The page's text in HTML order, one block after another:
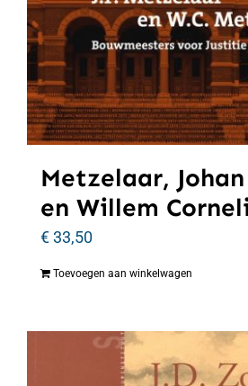
Metzelaar,
en Willem
€33,50
Toevoegen aan winkelwagen